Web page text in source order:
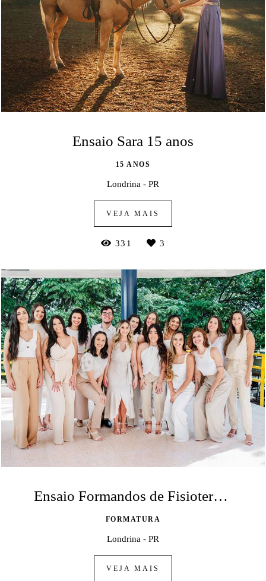
Ensaio Sara 15 anos
15 ANOS
Londrina - PR
VEJA MAIS
331 3
Ensaio Formandos de Fisioterapia - UEL
FORMATURA
Londrina - PR
VEJA MAIS